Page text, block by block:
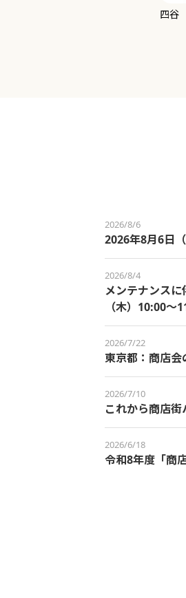
2026/8/6
2026年8月6日
2026/8/4
メンテナンス
（木）10:00～
2026/7/22
東京都：商店会
2026/7/10
これから商店
2026/6/18
令和8年度「商